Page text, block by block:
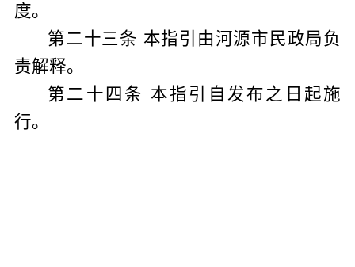
度。
第二十三条 本指引由河源市民政局负
责解释。
第二十四条 本指引自发布之日起施
行。